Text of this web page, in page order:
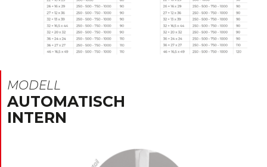
MODELL
AUTOMATISCH
INTERN